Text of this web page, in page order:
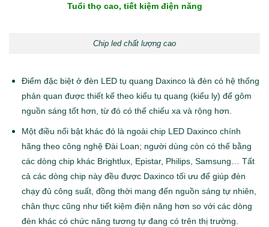
Tuổi thọ cao, tiết kiệm điện năng
Chip led chất lượng cao
Điểm đặc biệt ở đèn LED tụ quang Daxinco là đèn có hệ thống
phản quan được thiết kế theo kiểu tụ quang (kiểu ly) để gôm
nguồn sáng tốt hơn, từ đó có thể chiếu xa và rộng hơn.
Một điều nổi bật khác đó là ngoài chip LED Daxinco chính
hãng theo công nghệ Đài Loan; người dùng còn có thế bằng
các dòng chip khác Brightlux, Epistar, Philips, Samsung… Tất
cả các dòng chip này đều được Daxinco tối ưu để giúp đèn
chạy đủ công suất, đồng thời mang đến nguồn sáng tự nhiên,
chân thực cũng như tiết kiệm điện năng hơn so với các dòng
đèn khác có chức năng tương tự đang có trên thị trường.